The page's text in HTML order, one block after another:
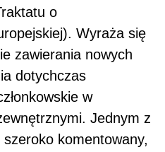
o
Wyraża się
zawierania nowych
dotychczas
w
Jednym z
komentowany,